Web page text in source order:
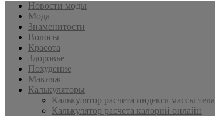
Новости моды
Мода
Знаменитости
Волосы
Красота
Здоровье
Похудение
Макияж
Калькуляторы
Калькулятор расчета индекса массы тела
Калькулятор расчета калорий онлайн